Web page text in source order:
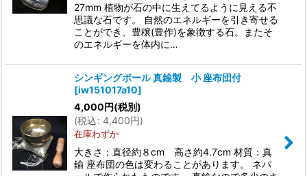
27mm 植物が石の中に生えてるように見える不
思議な石です。 自然のエネルギーを引き寄せる
ことができ、豊穣(豊作)を象徴する石。またそ
のエネルギーを体内に…
シンギングボール 真鍮製 小 座布団付
[iw151017a10]
4,000円(税別)
(税込: 4,400円)
在庫わずか
大きさ：直径約８cm 高さ約4.7cm 材質：真
鍮 座布団の色は変わることがあります。 ネパ